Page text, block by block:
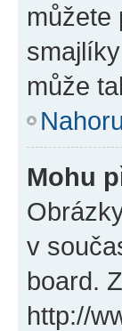
můžete
může
Mohu
v
board.
http://